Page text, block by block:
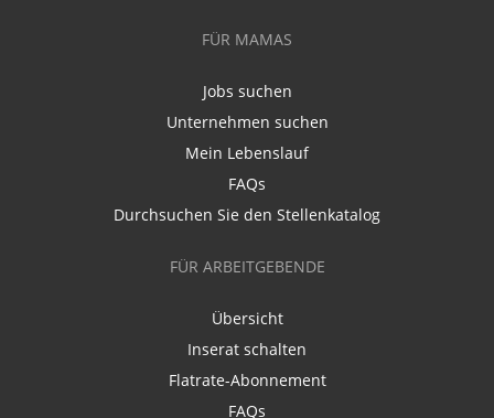
FÜR MAMAS
Jobs suchen
Unternehmen suchen
Mein Lebenslauf
FAQs
Durchsuchen Sie den Stellenkatalog
FÜR ARBEITGEBENDE
Übersicht
Inserat schalten
Flatrate-Abonnement
FAQs